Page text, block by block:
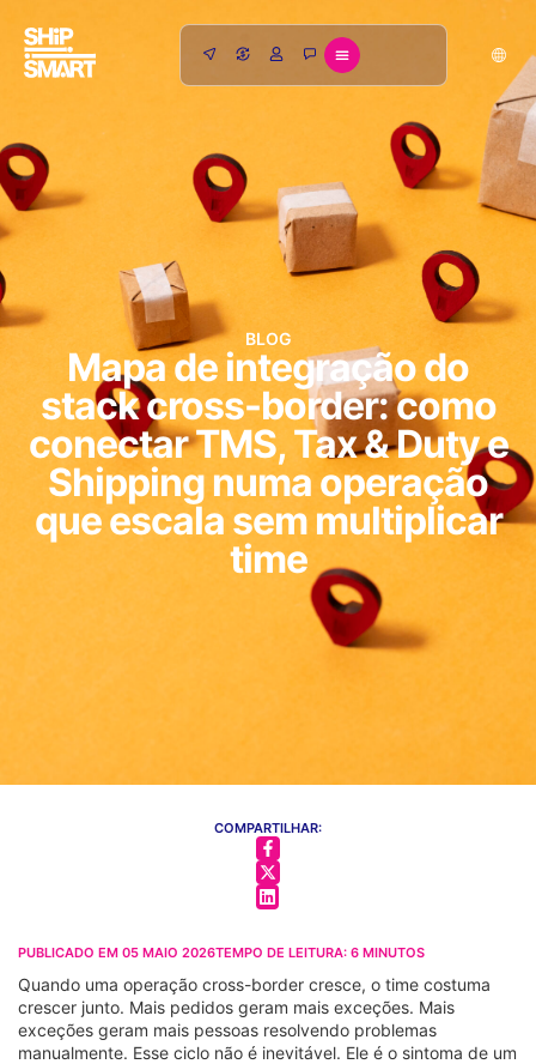
BLOG
Mapa de integração do
stack cross-border: como
conectar TMS, Tax & Duty e
Shipping numa operação
que escala sem multiplicar
time
COMPARTILHAR:
PUBLICADO EM 05 MAIO 2026TEMPO DE LEITURA: 6 MINUTOS
Quando uma operação cross-border cresce, o time costuma
crescer junto. Mais pedidos geram mais exceções. Mais
exceções geram mais pessoas resolvendo problemas
manualmente. Esse ciclo não é inevitável. Ele é o sintoma de um